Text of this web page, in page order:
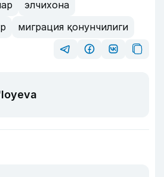
элчихона
миграция қонунчилиги